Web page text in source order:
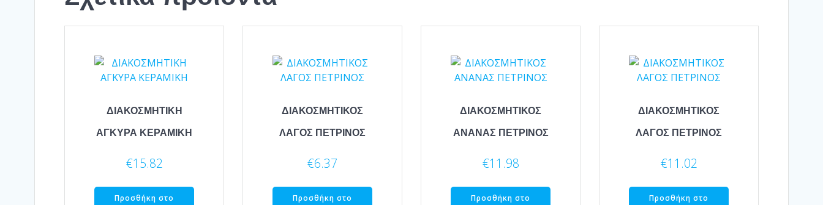
ΔΙΑΚΟΣΜΗΤΙΚΗ
ΑΓΚΥΡΑ ΚΕΡΑΜΙΚΗ
€15.82
Προσθήκη στο
ΔΙΑΚΟΣΜΗΤΙΚΟΣ
ΛΑΓΟΣ ΠΕΤΡΙΝΟΣ
€6.37
Προσθήκη στο
ΔΙΑΚΟΣΜΗΤΙΚΟΣ
ΑΝΑΝΑΣ ΠΕΤΡΙΝΟΣ
€11.98
Προσθήκη στο
ΔΙΑΚΟΣΜΗΤΙΚΟΣ
ΛΑΓΟΣ ΠΕΤΡΙΝΟΣ
€11.02
Προσθήκη στο